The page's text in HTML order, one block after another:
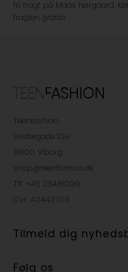
fri fragt på Mads Nørgaard.
fragten gratis!
Teenfashion
Vestergade 10H
8800 Viborg
shop@teenfashion.dk
Tlf. +45 23481099
Cvr. 40443703
Tilmeld dig
Følg os